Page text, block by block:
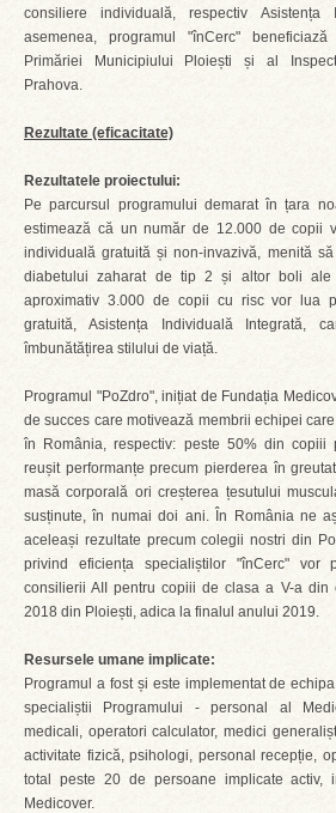
consiliere individuală, respectiv Asistența
asemenea, programul "înCerc"
Primăriei Municipiului Ploiești și al
Prahova.
Rezultate (eficacitate)
Rezultatele proiectului:
Pe parcursul programului demarat în țara
estimează că un număr de 12.000 de copii
individuală gratuită și non-invazivă, menită
diabetului zaharat de tip 2 și altor boli ale
aproximativ 3.000 de copii cu risc vor lua
gratuită, Asistența Individuală Integrată,
îmbunătățirea stilului de viață.
Programul "PoZdro", inițiat de Fundația
de succes care motivează membrii echipei
în România, respectiv: peste 50% din copiii
reușit performanțe precum pierderea în
masă corporală ori creșterea țesutului
susținute, în numai doi ani. În România ne
aceleași rezultate precum colegii nostri din
privind eficiența specialiștilor "înCerc" vor
consilierii AII pentru copiii de clasa a V-a din
2018 din Ploiești, adica la finalul anului 2019.
Resursele umane implicate:
Programul a fost și este implementat de
specialiștii Programului - personal al
medicali, operatori calculator, medici
activitate fizică, psihologi, personal recepție,
total peste 20 de persoane implicate activ,
Medicover.